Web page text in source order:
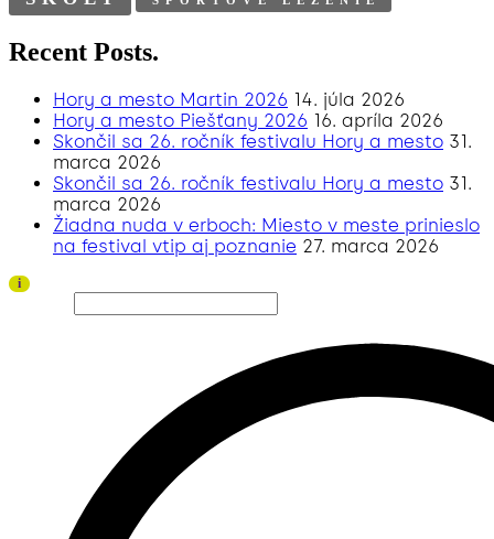
Recent Posts.
Hory a mesto Martin 2026 14. júla 2026
Hory a mesto Piešťany 2026 16. apríla 2026
Skončil sa 26. ročník festivalu Hory a mesto 31.
marca 2026
Skončil sa 26. ročník festivalu Hory a mesto 31.
marca 2026
Žiadna nuda v erboch: Miesto v meste prinieslo
na festival vtip aj poznanie 27. marca 2026
i